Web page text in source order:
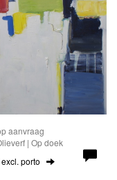
aanvraag
| Op doek
porto